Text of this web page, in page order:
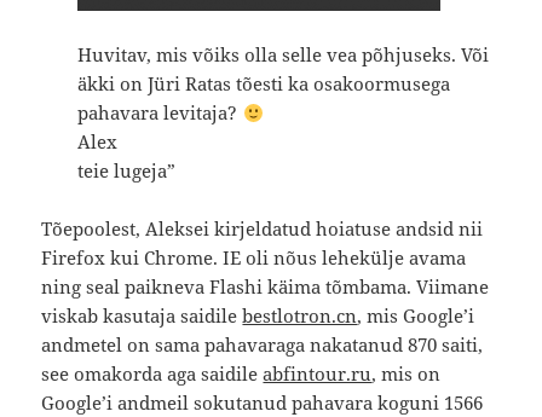
Huvitav, mis võiks olla selle vea põhjuseks. Või
äkki on Jüri Ratas tõesti ka osakoormusega
pahavara levitaja?
Alex
teie lugeja”
Tõepoolest, Aleksei kirjeldatud hoiatuse andsid nii
Firefox kui Chrome. IE oli nõus lehekülje avama
ning seal paikneva Flashi käima tõmbama. Viimane
viskab kasutaja saidilebestlotron.cn, mis Google’i
andmetel on sama pahavaraga nakatanud 870 saiti,
see omakorda aga saidileabfintour.ru, mis on
Google’i andmeil sokutanud pahavara koguni 1566